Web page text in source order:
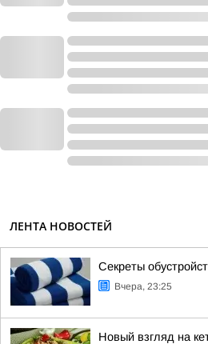
ЛЕНТА НОВОСТЕЙ
Секреты
Вчера, 23:25
Новый взгляд на